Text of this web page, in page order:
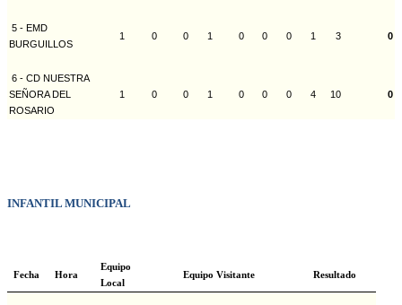
5 - EMD
BURGUILLOS
1 0 0 1 0 0 0 1 3 0
6 - CD NUESTRA
SEÑORA DEL
ROSARIO
1 0 0 1 0 0 0 4 10 0
INFANTIL MUNICIPAL
Fecha Hora
Equipo
Local
Equipo Visitante Resultado